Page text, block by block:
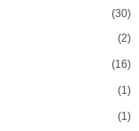
(30)
(2)
(16)
(1)
(1)